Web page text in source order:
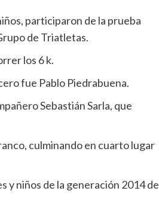
participaron de la prueba
de Triatletas.
los 6 k.
fue Pablo Piedrabuena.
Sebastián Sarla, que
culminando en cuarto lugar
y niños de la generación 2014 de